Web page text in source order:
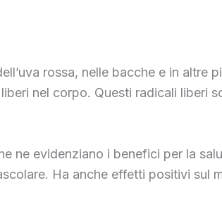
rossa, nelle bacche e in altre
nel corpo. Questi radicali liberi
ne evidenziano i benefici per la
Ha anche effetti positivi sul